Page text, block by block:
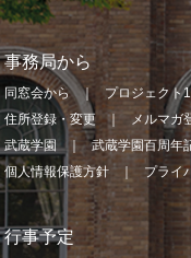
事務局から
同窓会から プロジェクト
住所登録・変更
メルマガ
武蔵学園
武蔵学園百周年
個人情報保護方針
プライ
行事予定